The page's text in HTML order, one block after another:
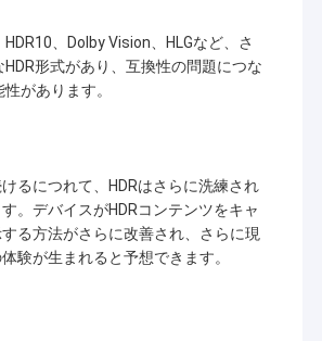
、Dolby Vision、HLGなど、さ
HDR形式があり、互換性の問題につな
があります。
るにつれて、HDRはさらに洗練され
。デバイスがHDRコンテンツをキャ
る方法がさらに改善され、さらに現
験が生まれると予想できます。
術Co.、株式会社は2009年3月に確立され
に、Sinoseenは設計および開発の製造業か
によってカスタマイズされるCMOSの
に与えることに専用されていたアフターセ
service.weに競争価格および最もよい質の
確信していて下さい。
、3D、AI、身につけられる装置、ヘッド